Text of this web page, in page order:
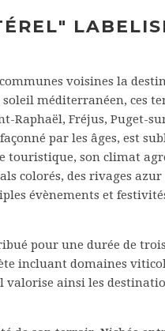
voisines la
méditerranéen, ces
Raphaël, Fréjus, Puget-
par les âges, est
touristique, son climat
colorés, des rivages
évènements et
pour une durée de
incluant domaines
valorise ainsi les